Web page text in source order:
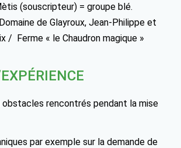
(souscripteur) = groupe blé.
de Glayroux, Jean-Philippe et
/ Ferme « le Chaudron magique »
rencontrés pendant la mise
par exemple sur la demande de